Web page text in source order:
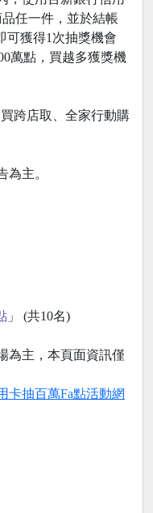
任一件，並於結帳
可獲得1次抽獎機會
萬點，買越多獲獎機
跨店取、全家行動購
為主。
」 (共10名)
為主，本頁面資訊僅
卡抽百萬Fa點活動網